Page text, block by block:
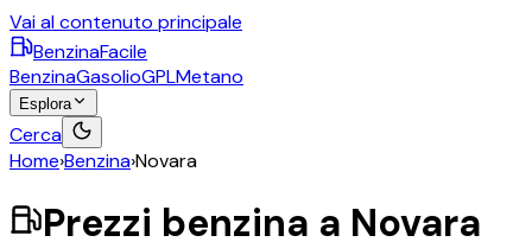
Vai al contenuto principale
BenzinaFacile
BenzinaGasolioGPLMetano
Esplora
Cerca
Home›Benzina›Novara
Prezzi benzina a Novara